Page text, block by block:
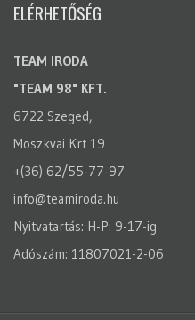
ELÉRHETŐSÉG
TEAM IRODA
"TEAM 98" KFT.
6722 Szeged,
Moszkvai Krt 19
+(36) 62/55-77-97
info@teamiroda.hu
Nyitvatartás: H-P: 9-17-ig
Adószám: 11807021-2-06